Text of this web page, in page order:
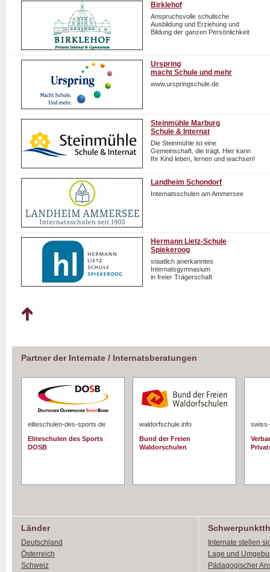
Birklehof
Anspruchsvolle schulische
Ausbildung und Erziehung und
Bildung der ganzen Persönlichkeit
Urspring
macht Schule und mehr
www.urspringschule.de
Steinmühle Marburg
Schule & Internat
Die Steinmühle ist eine
Gemeinschaft, die trägt. Hier kann
Ihr Kind leben, lernen und wachsen!
Landheim Schondorf
Internatsschulen am Ammersee
Hermann Lietz-Schule
Spiekeroog
staatlich anerkanntes
Internatsgymnasium
in freier Trägerschaft
Partner der Internate / Internatsberatungen
eliteschulen-des-sports.de
Eliteschulen des Sports
DOSB
waldorfschule.info
Bund der Freien
Waldorschulen
Länder
Deutschland
Österreich
Schweiz
Internate stellen
Lage und
Pädagogischer